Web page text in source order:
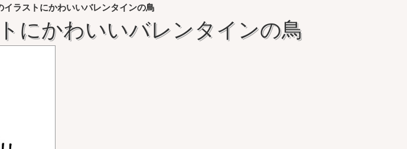
ラストにかわいいバレンタインの鳥
にかわいいバレンタインの鳥